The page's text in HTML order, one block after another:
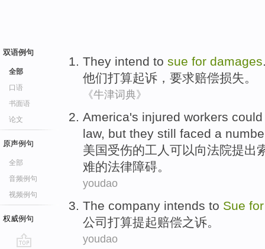
双语例句
全部
口语
书面语
论文
原声例句
全部
音频例句
视频例句
权威例句
They intend to sue for damages
他们打算起诉 ， 要求赔偿损失。
《牛津词典》
America's injured workers could
law, but they still faced a
美国受伤的工人 可以向法院提出
难的法律障碍。
youdao
The company intends to Sue
公司 打算提起赔偿之诉。
youdao